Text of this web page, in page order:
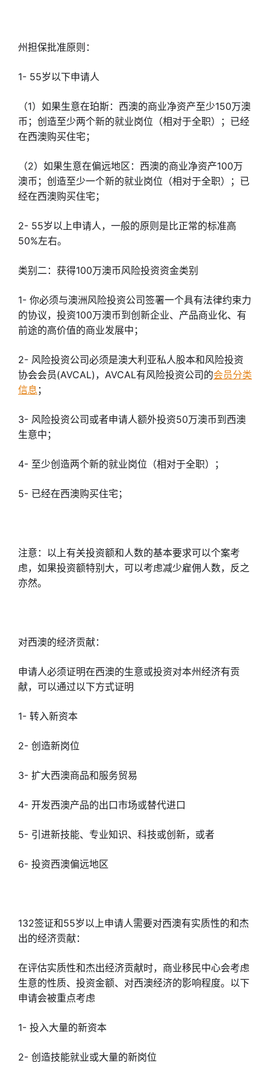
州担保批准原则：
1- 55岁以下申请人
（1）如果生意在珀斯：西澳的商业净资产至少150万澳
币；创造至少两个新的就业岗位（相对于全职）；已经
在西澳购买住宅；
（2）如果生意在偏远地区：西澳的商业净资产100万
澳币；创造至少一个新的就业岗位（相对于全职）；已
经在西澳购买住宅；
2- 55岁以上申请人，一般的原则是比正常的标准高
50%左右。
类别二：获得100万澳币风险投资资金类别
1- 你必须与澳洲风险投资公司签署一个具有法律约束力
的协议，投资100万澳币到创新企业、产品商业化、有
前途的高价值的商业发展中；
2- 风险投资公司必须是澳大利亚私人股本和风险投资
协会会员(AVCAL)，AVCAL有风险投资公司的会员分类
信息 ；
3- 风险投资公司或者申请人额外投资50万澳币到西澳
生意中；
4- 至少创造两个新的就业岗位（相对于全职）；
5- 已经在西澳购买住宅；
注意：以上有关投资额和人数的基本要求可以个案考
虑，如果投资额特别大，可以考虑减少雇佣人数，反之
亦然。
对西澳的经济贡献：
申请人必须证明在西澳的生意或投资对本州经济有贡
献，可以通过以下方式证明
1- 转入新资本
2- 创造新岗位
3- 扩大西澳商品和服务贸易
4- 开发西澳产品的出口市场或替代进口
5- 引进新技能、专业知识、科技或创新，或者
6- 投资西澳偏远地区
132签证和55岁以上申请人需要对西澳有实质性的和杰
出的经济贡献：
在评估实质性和杰出经济贡献时，商业移民中心会考虑
生意的性质、投资金额、对西澳经济的影响程度。以下
申请会被重点考虑
1- 投入大量的新资本
2- 创造技能就业或大量的新岗位